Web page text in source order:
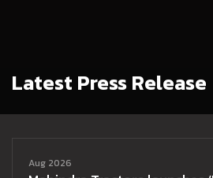
Latest Press Release
Aug 2026